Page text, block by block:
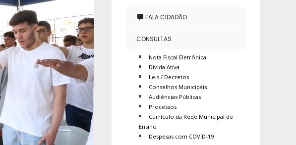
FALA CIDADÃO
CONSULTAS
Nota Fiscal Eletrônica
Dívida Atíva
Leis / Decretos
Conselhos Municipais
Audiências Públicas
Processos
Currículo da Rede Municipal de
Ensino
Despesas com COVID-19